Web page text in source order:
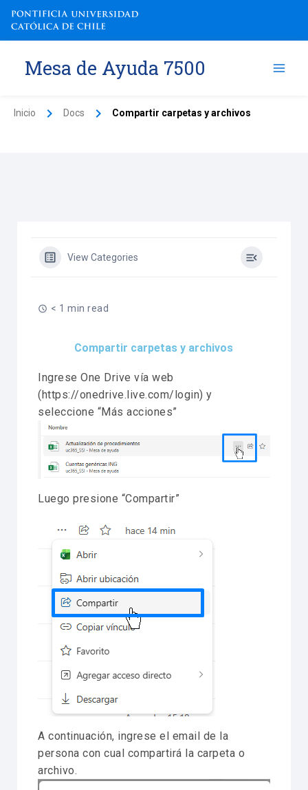
contenido
Mesa de Ayuda 7500
Inicio Docs Compartir carpetas y archivos
View Categories
< 1 min read
Compartir carpetas y archivos
Ingrese One Drive vía web
(https://onedrive.live.com/login) y
seleccione “Más acciones”
Luego presione “Compartir”
A continuación, ingrese el email de la
persona con cual compartirá la carpeta o
archivo.